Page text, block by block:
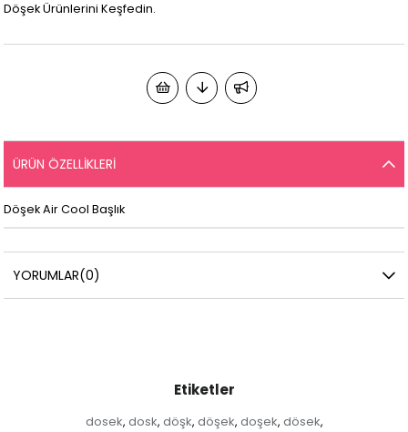
Döşek Ürünlerini Keşfedin.
ÜRÜN ÖZELLIKLERI
Döşek Air Cool Başlık
YORUMLAR(0)
Etiketler
dosek, dosk, döşk, döşek, doşek, dösek,